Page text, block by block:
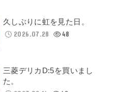
久しぶりに虹を見た日。
2026.07.28
48
三菱デリカD:5を買いまし
た。